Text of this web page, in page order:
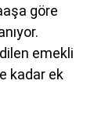
göre
emekli
kadar ek